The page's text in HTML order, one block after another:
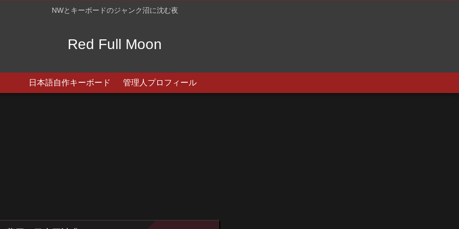
NWとキーボードのジャンク沼に沈む夜
Red Full Moon
日本語自作キーボード 管理人プロフィール